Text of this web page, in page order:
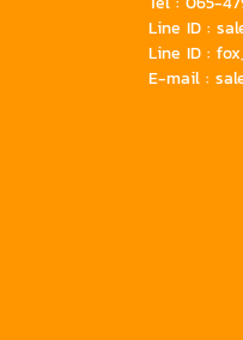
Line ID :
Line ID :
E-mail :